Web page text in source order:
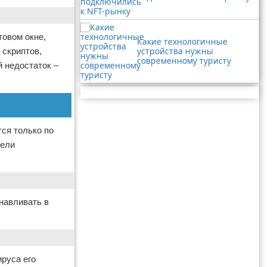
окне,
недостаток –
только по
в
его
Какие технологичные
устройства нужны
современному туристу